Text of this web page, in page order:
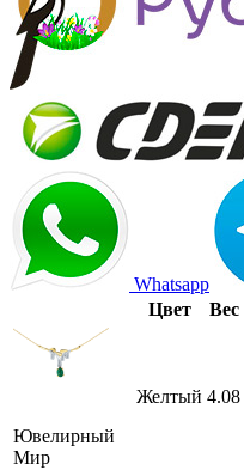
Whatsapp
Цвет
Вес
Ювелирный
Мир
Желтый 4.08